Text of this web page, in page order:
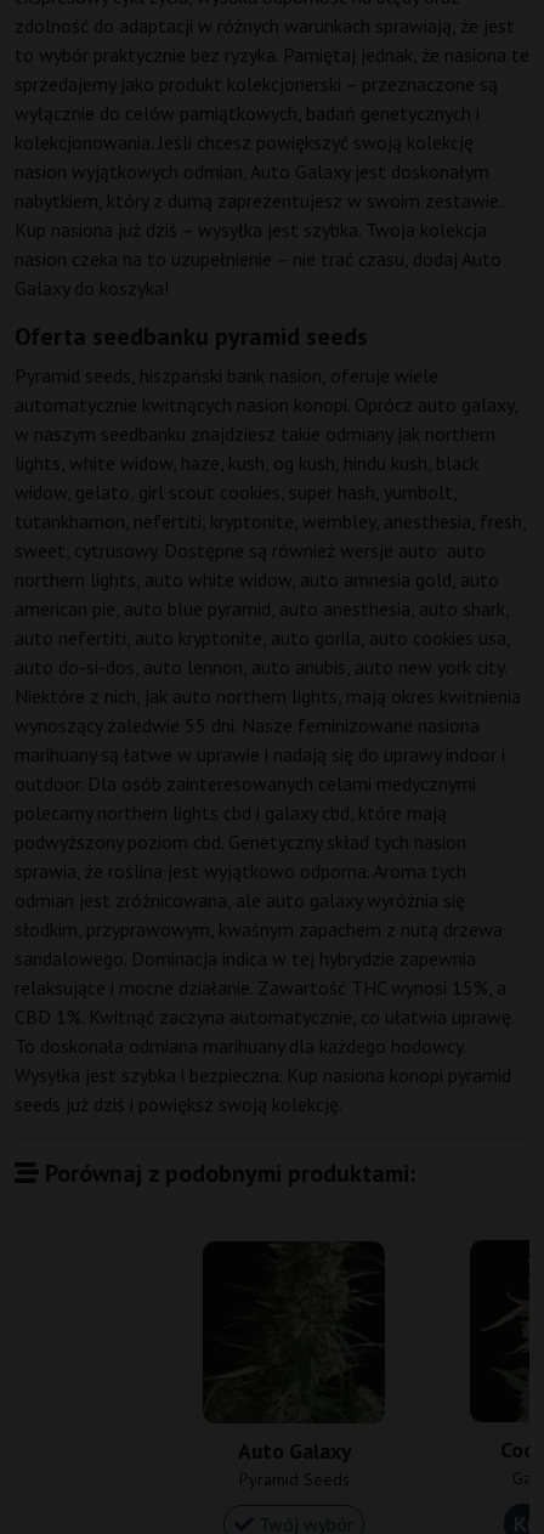
zdolność do adaptacji w różnych warunkach sprawiają, że jest
to wybór praktycznie bez ryzyka. Pamiętaj jednak, że nasiona te
sprzedajemy jako produkt kolekcjonerski – przeznaczone są
wyłącznie do celów pamiątkowych, badań genetycznych i
kolekcjonowania. Jeśli chcesz powiększyć swoją kolekcję
nasion wyjątkowych odmian, Auto Galaxy jest doskonałym
nabytkiem, który z dumą zaprezentujesz w swoim zestawie.
Kup nasiona już dziś – wysyłka jest szybka. Twoja kolekcja
nasion czeka na to uzupełnienie – nie trać czasu, dodaj Auto
Galaxy do koszyka!
Oferta seedbanku pyramid seeds
Pyramid seeds, hiszpański bank nasion, oferuje wiele
automatycznie kwitnących nasion konopi. Oprócz auto galaxy,
w naszym seedbanku znajdziesz takie odmiany jak northern
lights, white widow, haze, kush, og kush, hindu kush, black
widow, gelato, girl scout cookies, super hash, yumbolt,
tutankhamon, nefertiti, kryptonite, wembley, anesthesia, fresh,
sweet, cytrusowy. Dostępne są również wersje auto: auto
northern lights, auto white widow, auto amnesia gold, auto
american pie, auto blue pyramid, auto anesthesia, auto shark,
auto nefertiti, auto kryptonite, auto gorila, auto cookies usa,
auto do-si-dos, auto lennon, auto anubis, auto new york city.
Niektóre z nich, jak auto northern lights, mają okres kwitnienia
wynoszący zaledwie 55 dni. Nasze feminizowane nasiona
marihuany są łatwe w uprawie i nadają się do uprawy indoor i
outdoor. Dla osób zainteresowanych celami medycznymi
polecamy northern lights cbd i galaxy cbd, które mają
podwyższony poziom cbd. Genetyczny skład tych nasion
sprawia, że roślina jest wyjątkowo odporna. Aroma tych
odmian jest zróżnicowana, ale auto galaxy wyróżnia się
słodkim, przyprawowym, kwaśnym zapachem z nutą drzewa
sandalowego. Dominacja indica w tej hybrydzie zapewnia
relaksujące i mocne działanie. Zawartość THC wynosi 15%, a
CBD 1%. Kwitnąć zaczyna automatycznie, co ułatwia uprawę.
To doskonała odmiana marihuany dla każdego hodowcy.
Wysyłka jest szybka i bezpieczna. Kup nasiona konopi pyramid
seeds już dziś i powiększ swoją kolekcję.
Porównaj z podobnymi produktami:
Auto Galaxy
Pyramid Seeds